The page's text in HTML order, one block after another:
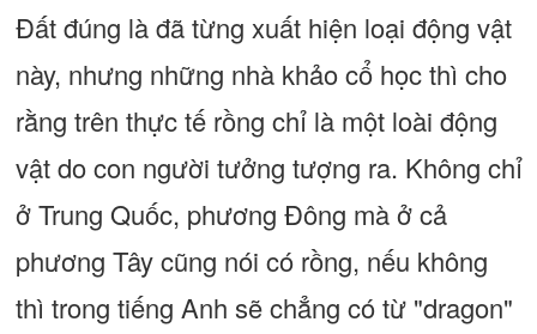
Đất đúng là đã từng xuất hiện loại động vật
này, nhưng những nhà khảo cổ học thì cho
rằng trên thực tế rồng chỉ là một loài động
vật do con người tưởng tượng ra. Không chỉ
ở Trung Quốc, phương Đông mà ở cả
phương Tây cũng nói có rồng, nếu không
thì trong tiếng Anh sẽ chẳng có từ "dragon"